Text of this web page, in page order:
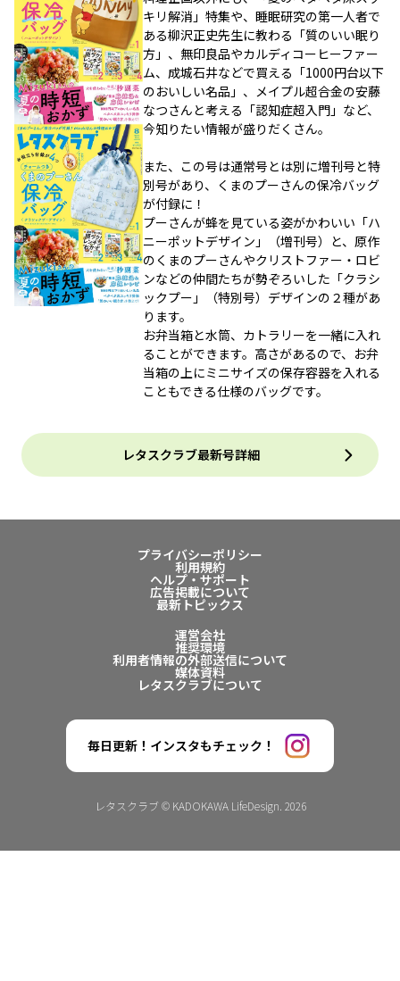
キリ解消」特集や、睡眠研究の第一人者で
ある柳沢正史先生に教わる「質のいい眠り
方」、無印良品やカルディコーヒーファー
ム、成城石井などで買える「1000円台以下
のおいしい名品」、メイプル超合金の安藤
なつさんと考える「認知症超入門」など、
今知りたい情報が盛りだくさん。
また、この号は通常号とは別に増刊号と特
別号があり、くまのプーさんの保冷バッグ
が付録に！
プーさんが蜂を見ている姿がかわいい「ハ
ニーポットデザイン」（増刊号）と、原作
のくまのプーさんやクリストファー・ロビ
ンなどの仲間たちが勢ぞろいした「クラシ
ックプー」（特別号）デザインの２種があ
ります。
お弁当箱と水筒、カトラリーを一緒に入れ
ることができます。高さがあるので、お弁
当箱の上にミニサイズの保存容器を入れる
こともできる仕様のバッグです。
レタスクラブ最新号詳細
プライバシーポリシー
利用規約
ヘルプ・サポート
広告掲載について
最新トピックス
運営会社
推奨環境
利用者情報の外部送信について
媒体資料
レタスクラブについて
毎日更新！インスタもチェック！
レタスクラブ © KADOKAWA LifeDesign. 2026